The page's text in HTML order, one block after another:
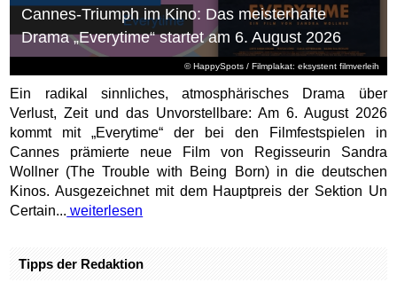
© HappySpots / Filmplakat: eksystent filmverleih
Cannes-Triumph im Kino: Das meisterhafte
Drama „Everytime“ startet am 6. August 2026
Ein radikal sinnliches, atmosphärisches Drama über
Verlust, Zeit und das Unvorstellbare: Am 6. August 2026
kommt mit „Everytime“ der bei den Filmfestspielen in
Cannes prämierte neue Film von Regisseurin Sandra
Wollner (The Trouble with Being Born) in die deutschen
Kinos. Ausgezeichnet mit dem Hauptpreis der Sektion Un
Certain... weiterlesen
Tipps der Redaktion